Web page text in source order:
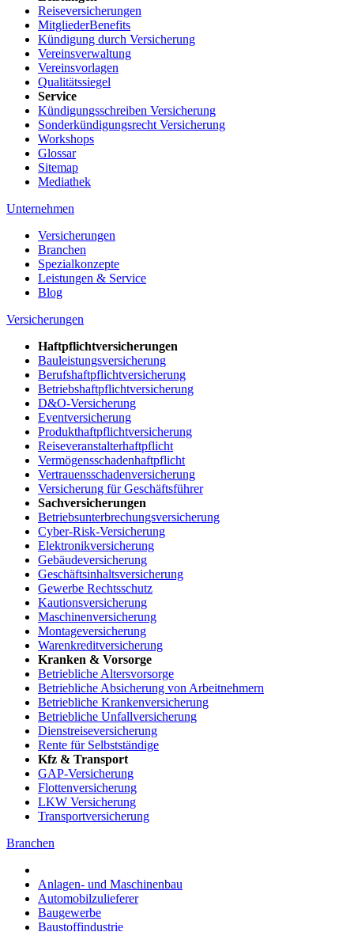
Reiseversicherungen
MitgliederBenefits
Kündigung durch Versicherung
Vereinsverwaltung
Vereinsvorlagen
Qualitätssiegel
Service
Kündigungsschreiben Versicherung
Sonderkündigungsrecht Versicherung
Workshops
Glossar
Sitemap
Mediathek
Unternehmen
Versicherungen
Branchen
Spezialkonzepte
Leistungen & Service
Blog
Versicherungen
Haftpflichtversicherungen
Bauleistungsversicherung
Berufshaftpflichtversicherung
Betriebshaftpflichtversicherung
D&O-Versicherung
Eventversicherung
Produkthaftpflichtversicherung
Reiseveranstalterhaftpflicht
Vermögensschadenhaftpflicht
Vertrauensschadenversicherung
Versicherung für Geschäftsführer
Sachversicherungen
Betriebsunterbrechungsversicherung
Cyber-Risk-Versicherung
Elektronikversicherung
Gebäudeversicherung
Geschäftsinhaltsversicherung
Gewerbe Rechtsschutz
Kautionsversicherung
Maschinenversicherung
Montageversicherung
Warenkreditversicherung
Kranken & Vorsorge
Betriebliche Altersvorsorge
Betriebliche Absicherung von Arbeitnehmern
Betriebliche Krankenversicherung
Betriebliche Unfallversicherung
Dienstreiseversicherung
Rente für Selbstständige
Kfz & Transport
GAP-Versicherung
Flottenversicherung
LKW Versicherung
Transportversicherung
Branchen
Anlagen- und Maschinenbau
Automobilzulieferer
Baugewerbe
Baustoffindustrie